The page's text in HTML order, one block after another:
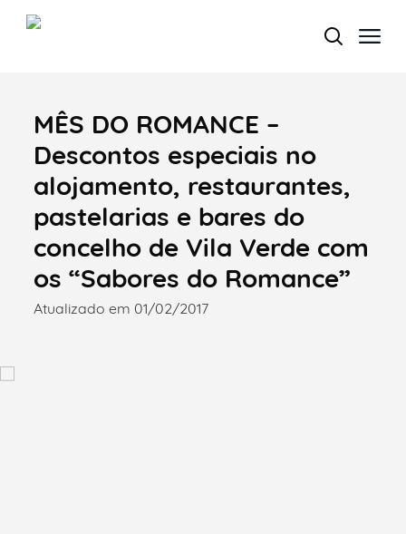
Termo de Pesquisa
Categorias gerais
MÊS DO ROMANCE –
Descontos especiais no
alojamento, restaurantes,
pastelarias e bares do
concelho de Vila Verde com
os “Sabores do Romance”
Atualizado em 01/02/2017